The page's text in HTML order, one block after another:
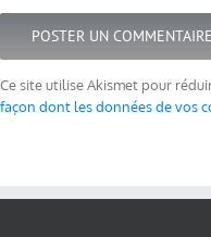
Ce site utilise Akismet pour
façon dont les données de vos